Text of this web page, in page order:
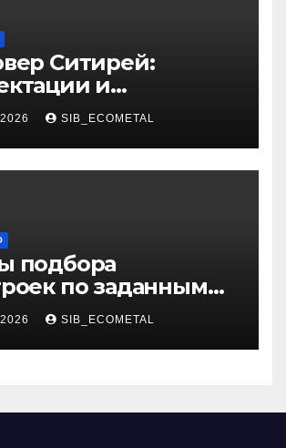
Ситирей:
и
SIB_ECOMETAL
подбора
по заданным
SIB_ECOMETAL